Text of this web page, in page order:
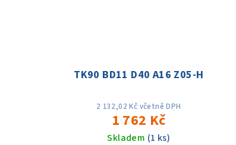
TK90 BD11 D40 A16 Z05-H
2 132,02 Kč včetně DPH
1 762 Kč
Skladem (1 ks)